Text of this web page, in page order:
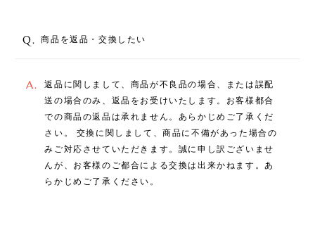
Q. 商品を返品・交換したい
A.
返品に関しまして、商品が不良品の場合、または誤配
送の場合のみ、返品をお受けいたします。お客様都合
での商品の返品は承れません。あらかじめご了承くだ
さい。 交換に関しまして、商品に不備があった場合の
みご対応させていただきます。誠に申し訳ございませ
んが、お客様のご都合による交換は出来かねます。あ
らかじめご了承ください。